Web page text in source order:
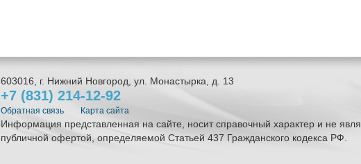
603016 , г. Нижний Новгород ул. Монастырка, д. 13
+7 (831) 214-12-92
Обратная связь Карта сайта
Информация представленная на сайте, носит справочный характер и не
публичной офертой, определяемой Статьей 437 Гражданского кодекса РФ.